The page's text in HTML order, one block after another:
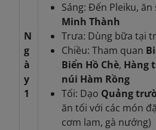
N
g
à
y
1
Sáng: Đến Pleiku, ăn
Minh Thành
Trưa: Dùng bữa tại
Chiều: Tham quan
Biển Hồ Chè, Hàng
núi Hàm Rồng
Tối: Dạo Quảng
ăn tối với các món
cơm lam, gà nướng)